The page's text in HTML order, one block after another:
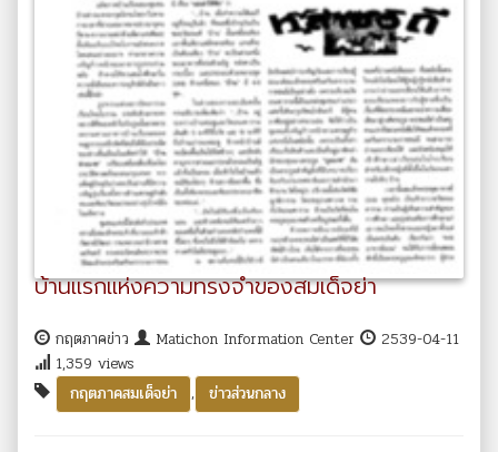
บ้านแรกแห่งความทรงจำของสมเด็จย่า
กฤตภาคข่าว Matichon Information Center
2539-04-11
1,359 views
กฤตภาคสมเด็จย่า
, ข่าวส่วนกลาง